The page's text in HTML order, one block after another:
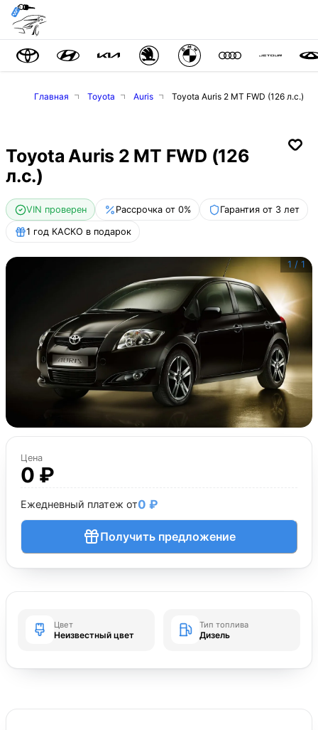
Главная Toyota Auris Toyota Auris 2 MT FWD (126 л.с.)
Toyota Auris 2 MT FWD (126
л.с.)
VIN проверен Рассрочка от 0% Гарантия от 3 лет
1 год КАСКО в подарок
1 / 1
Цена
0 ₽
Ежедневный платеж от0 ₽
Получить предложение
Цвет
Неизвестный цвет
Тип топлива
Дизель